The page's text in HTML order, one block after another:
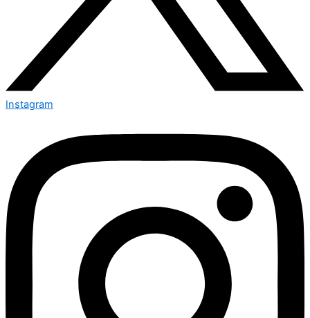
Instagram